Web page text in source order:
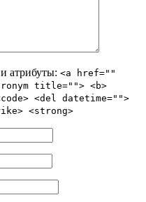
атрибуты: <a href=""
title=""> <b>
<del datetime="">
<strong>